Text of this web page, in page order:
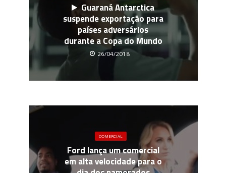
Guaraná Antarctica
suspende exportação para
países adversários
durante a Copa do Mundo
26/04/2018
COMERCIAL
Ford lança um comercial
em alta velocidade para o